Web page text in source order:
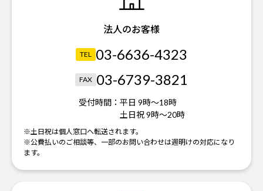
法人のお客様
TEL 03-6636-4323
FAX 03-6739-3821
受付時間： 平日 9時～18時
土日祝 9時～20時
※土日祝は個人窓口へ転送されます。
※公費払いのご相談等、一部のお問い合わせは週明けの対応になり
ます。